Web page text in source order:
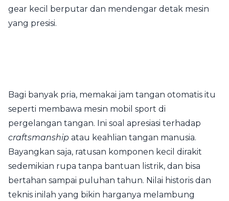
gear kecil berputar dan mendengar detak mesin
yang presisi.
Bagi banyak pria, memakai jam tangan otomatis itu
seperti membawa mesin mobil sport di
pergelangan tangan. Ini soal apresiasi terhadap
craftsmanship atau keahlian tangan manusia.
Bayangkan saja, ratusan komponen kecil dirakit
sedemikian rupa tanpa bantuan listrik, dan bisa
bertahan sampai puluhan tahun. Nilai historis dan
teknis inilah yang bikin harganya melambung